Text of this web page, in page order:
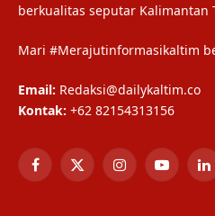
berkualitas seputar Kalimantan
Mari #Merajutinformasikaltim
Email: Redaksi@dailykaltim.co
Kontak: +62 82154313156
Facebook
X
InstagramYouTube